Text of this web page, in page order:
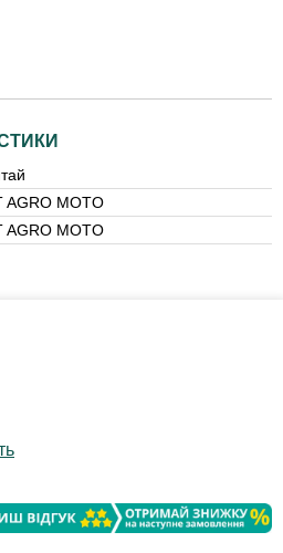
AGRO MOTO
AGRO MOTO